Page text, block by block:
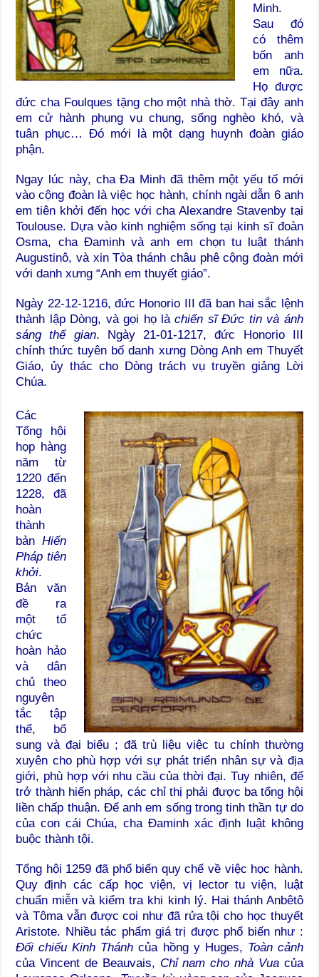
Minh.
Sau đó
có thêm
bốn anh
em nữa.
Họ được
đức cha Foulques tặng cho một nhà thờ. Tại đây anh
em cử hành phụng vụ chung, sống nghèo khó, và
tuân phục… Đó mới là một dạng huynh đoàn giáo
phận.
Ngay lúc này, cha Đa Minh đã thêm một yếu tố mới
vào cộng đoàn là việc học hành, chính ngài dẫn 6 anh
em tiên khởi đến học với cha Alexandre Stavenby tại
Toulouse. Dựa vào kinh nghiệm sống tại kinh sĩ đoàn
Osma, cha Đaminh và anh em chọn tu luật thánh
Augustinô, và xin Tòa thánh châu phê cộng đoàn mới
với danh xưng “Anh em thuyết giáo”.
Ngày 22-12-1216, đức Honorio III đã ban hai sắc lệnh
thành lập Dòng, và gọi họ làchiến sĩ Đức tin và ánh
sáng thế gian. Ngày 21-01-1217, đức Honorio III
chính thức tuyên bố danh xưng Dòng Anh em Thuyết
Giáo, ủy thác cho Dòng trách vụ truyền giảng Lời
Chúa.
Các
Tổng hội
họp hàng
năm từ
1220 đến
1228, đã
hoàn
thành
bản Hiến
Pháp tiên
khởi.
Bản văn
đề ra
một tổ
chức
hoàn hảo
và dân
chủ theo
nguyên
tắc tập
thể, bổ
sung và đại biểu ; đã trù liệu việc tu chính thường
xuyên cho phù hợp với sự phát triển nhân sự và địa
giới, phù hợp với nhu cầu của thời đại. Tuy nhiên, để
trở thành hiến pháp, các chỉ thị phải được ba tổng hội
liền chấp thuận. Để anh em sống trong tinh thần tự do
của con cái Chúa, cha Đaminh xác định luật không
buộc thành tội.
Tổng hội 1259 đã phổ biến quy chế về việc học hành.
Quy định các cấp học viện, vị lector tu viện, luật
chuẩn miễn và kiểm tra khi kinh lý. Hai thánh Anbêtô
và Tôma vẫn được coi như đã rửa tội cho học thuyết
Aristote. Nhiều tác phẩm giá trị được phổ biến như :
Đối chiếu Kinh Thánh của hồng y Huges, Toàn cảnh
của Vincent de Beauvais, Chỉ nam cho nhà Vua của